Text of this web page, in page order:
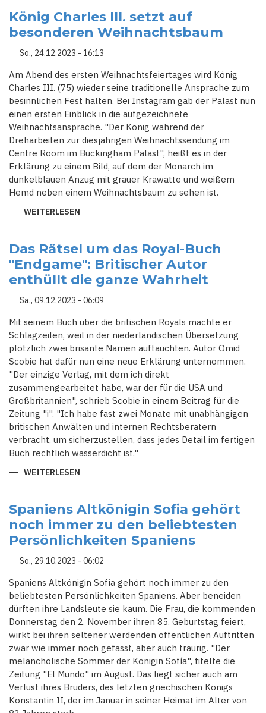
II.
DANKT
AB
König Charles III. setzt auf
besonderen Weihnachtsbaum
So., 24.12.2023 - 16:13
Am Abend des ersten Weihnachtsfeiertages wird König
Charles III. (75) wieder seine traditionelle Ansprache zum
besinnlichen Fest halten. Bei Instagram gab der Palast nun
einen ersten Einblick in die aufgezeichnete
Weihnachtsansprache. "Der König während der
Dreharbeiten zur diesjährigen Weihnachtssendung im
Centre Room im Buckingham Palast", heißt es in der
Erklärung zu einem Bild, auf dem der Monarch im
dunkelblauen Anzug mit grauer Krawatte und weißem
Hemd neben einem Weihnachtsbaum zu sehen ist.
WEITERLESEN
SETZT
AUF
BESONDEREN
WEIHNACHTSBAUM
Das Rätsel um das Royal-Buch
"Endgame": Britischer Autor
enthüllt die ganze Wahrheit
Sa., 09.12.2023 - 06:09
Mit seinem Buch über die britischen Royals machte er
Schlagzeilen, weil in der niederländischen Übersetzung
plötzlich zwei brisante Namen auftauchten. Autor Omid
Scobie hat dafür nun eine neue Erklärung unternommen.
"Der einzige Verlag, mit dem ich direkt
zusammengearbeitet habe, war der für die USA und
Großbritannien", schrieb Scobie in einem Beitrag für die
Zeitung "i". "Ich habe fast zwei Monate mit unabhängigen
britischen Anwälten und internen Rechtsberatern
verbracht, um sicherzustellen, dass jedes Detail im fertigen
Buch rechtlich wasserdicht ist."
WEITERLESEN
DAS
ROYAL-
BUCH
"ENDGAME":
BRITISCHER
AUTOR
ENTHÜLLT
DIE
WAHRHEIT
Spaniens Altkönigin Sofia gehört
noch immer zu den beliebtesten
Persönlichkeiten Spaniens
So., 29.10.2023 - 06:02
Spaniens Altkönigin Sofía gehört noch immer zu den
beliebtesten Persönlichkeiten Spaniens. Aber beneiden
dürften ihre Landsleute sie kaum. Die Frau, die kommenden
Donnerstag den 2. November ihren 85. Geburtstag feiert,
wirkt bei ihren seltener werdenden öffentlichen Auftritten
zwar wie immer noch gefasst, aber auch traurig. "Der
melancholische Sommer der Königin Sofía", titelte die
Zeitung "El Mundo" im August. Das liegt sicher auch am
Verlust ihres Bruders, des letzten griechischen Königs
Konstantin II, der im Januar in seiner Heimat im Alter von